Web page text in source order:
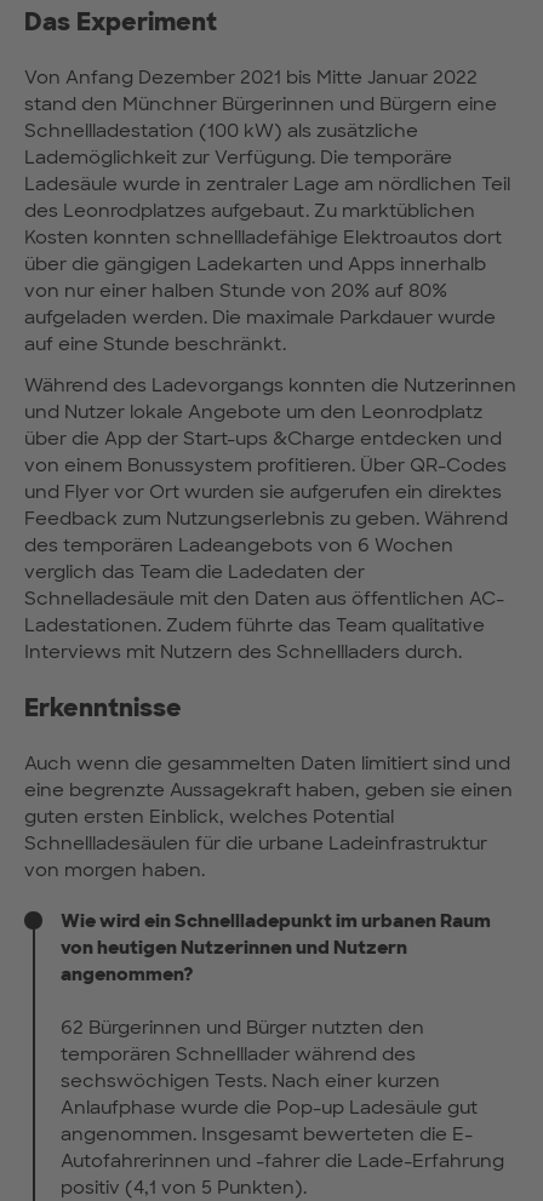
Das Experiment
Von Anfang Dezember 2021 bis Mitte Januar 2022
stand den Münchner Bürgerinnen und Bürgern eine
Schnellladestation (100 kW) als zusätzliche
Lademöglichkeit zur Verfügung. Die temporäre
Ladesäule wurde in zentraler Lage am nördlichen Teil
des Leonrodplatzes aufgebaut. Zu marktüblichen
Kosten konnten schnellladefähige Elektroautos dort
über die gängigen Ladekarten und Apps innerhalb
von nur einer halben Stunde von 20% auf 80%
aufgeladen werden. Die maximale Parkdauer wurde
auf eine Stunde beschränkt.
Während des Ladevorgangs konnten die Nutzerinnen
und Nutzer lokale Angebote um den Leonrodplatz
über die App der Start-ups &Charge entdecken und
von einem Bonussystem profitieren. Über QR-Codes
und Flyer vor Ort wurden sie aufgerufen ein direktes
Feedback zum Nutzungserlebnis zu geben. Während
des temporären Ladeangebots von 6 Wochen
verglich das Team die Ladedaten der
Schnelladesäule mit den Daten aus öffentlichen AC-
Ladestationen. Zudem führte das Team qualitative
Interviews mit Nutzern des Schnellladers durch.
Erkenntnisse
Auch wenn die gesammelten Daten limitiert sind und
eine begrenzte Aussagekraft haben, geben sie einen
guten ersten Einblick, welches Potential
Schnellladesäulen für die urbane Ladeinfrastruktur
von morgen haben.
Wie wird ein Schnellladepunkt im urbanen Raum
von heutigen Nutzerinnen und Nutzern
angenommen?
62 Bürgerinnen und Bürger nutzten den
temporären Schnelllader während des
sechswöchigen Tests. Nach einer kurzen
Anlaufphase wurde die Pop-up Ladesäule gut
angenommen. Insgesamt bewerteten die E-
Autofahrerinnen und -fahrer die Lade-Erfahrung
positiv (4,1 von 5 Punkten).